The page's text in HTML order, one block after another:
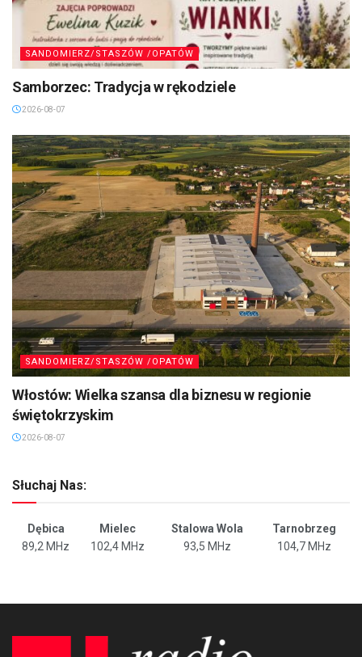
SANDOMIERZ/STASZÓW /OPATÓW
Samborzec: Tradycja w rękodziele
2026-08-07
SANDOMIERZ/STASZÓW /OPATÓW
Włostów: Wielka szansa dla biznesu w regionie
świętokrzyskim
2026-08-07
Słuchaj Nas:
Dębica Mielec Stalowa Wola
Tarnobrzeg
89,2 MHz
102,4 MHz 93,5 MHz 104,7 MHz